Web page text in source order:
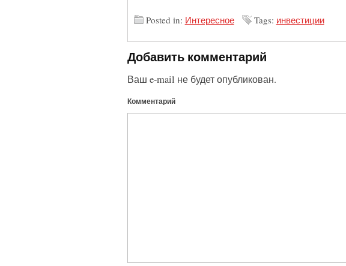
Posted in: Интересное Tags: инвестиции
Добавить комментарий
Ваш e-mail не будет опубликован.
Комментарий